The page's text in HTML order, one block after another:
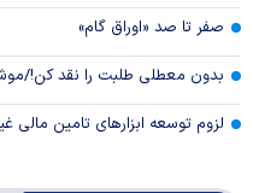
صفر تا صد «اوراق گام»
بدون معطلی طلبت را نقد کن!/
لزوم توسعه ابزارهای تامین مالی